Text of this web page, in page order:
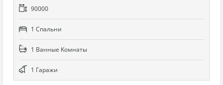
90000
1 Cпальни
1 Bанные Kомнаты
1 Гаражи